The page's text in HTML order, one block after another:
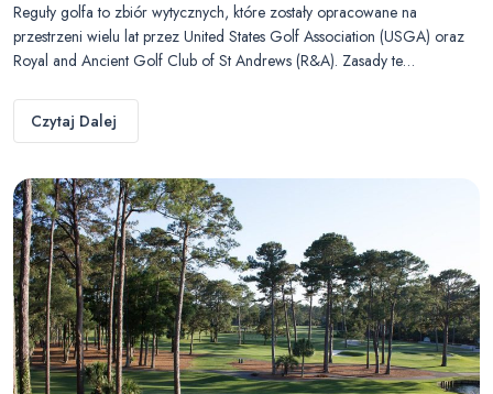
Reguły golfa to zbiór wytycznych, które zostały opracowane na
przestrzeni wielu lat przez United States Golf Association (USGA) oraz
Royal and Ancient Golf Club of St Andrews (R&A). Zasady te…
Czytaj Dalej